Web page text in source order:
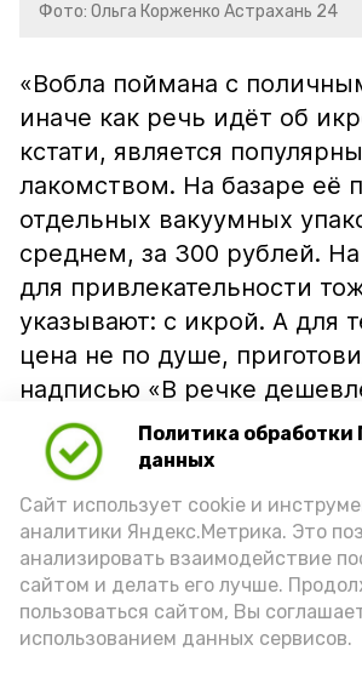
Политика обработки
данных
Сайт использует cookie и
аналитики Яндекс.Метрика. Это
анализировать взаимодействие
сайтом и делать его лучше.
пользоваться сайтом, Вы
использованием данных сервисов.
Фото: Ольга Корженко Астрахань 24
«Вобла поймана с
иначе как речь идёт об
кстати, является
лакомством. На базаре её
отдельных вакуумных
среднем, за 300 рублей.
для привлекательности
указывают: с икрой. А для
цена не по душе,
надписью «В речке